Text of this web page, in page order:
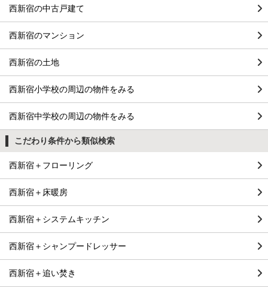
西新宿の中古戸建て
西新宿のマンション
西新宿の土地
西新宿小学校の周辺の物件をみる
西新宿中学校の周辺の物件をみる
こだわり条件から類似検索
西新宿＋フローリング
西新宿＋床暖房
西新宿＋システムキッチン
西新宿＋シャンプードレッサー
西新宿＋追い焚き